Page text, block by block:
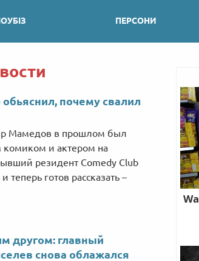
ПЕРСОНИ
почему свалил
Мамедов в прошлом был
комиком и актером на
резидент Сomedy Club
теперь готов рассказать –
другом: главный
снова облажался